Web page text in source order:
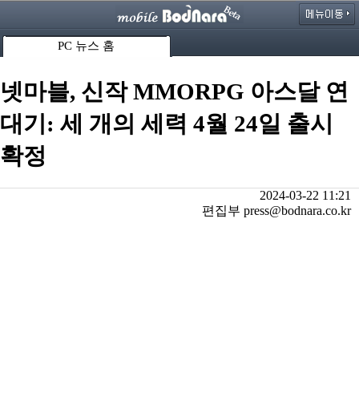
PC 뉴스 홈
넷마블, 신작 MMORPG 아스달 연
대기: 세 개의 세력 4월 24일 출시
확정
2024-03-22 11:21
편집부 press@bodnara.co.kr